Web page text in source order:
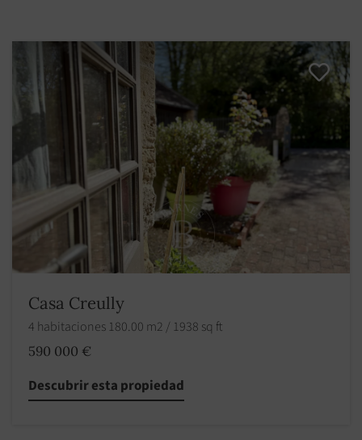
Casa Creully
4 habitaciones 180.00 m2 / 1938 sq ft
590 000 €
Descubrir esta propiedad